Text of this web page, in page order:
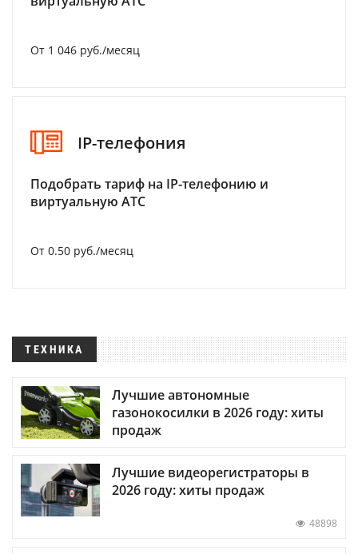
От 1 046 руб./месяц
IP-телефония
Подобрать тариф на IP-телефонию и
виртуальную АТС
От 0.50 руб./месяц
ТЕХНИКА
Лучшие автономные
газонокосилки в 2026 году: хиты
продаж
Лучшие видеорегистраторы в
2026 году: хиты продаж
48898